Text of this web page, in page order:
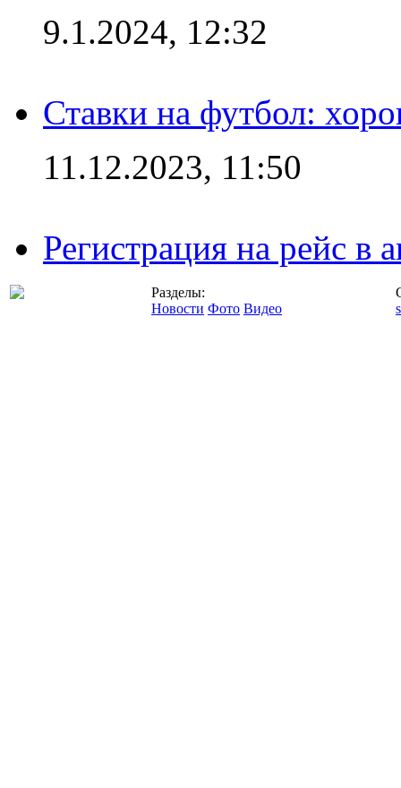
9.1.2024, 12:32
Ставки на футбол:
11.12.2023, 11:50
Регистрация на рейс в
Разделы:
Новости Фото Видео